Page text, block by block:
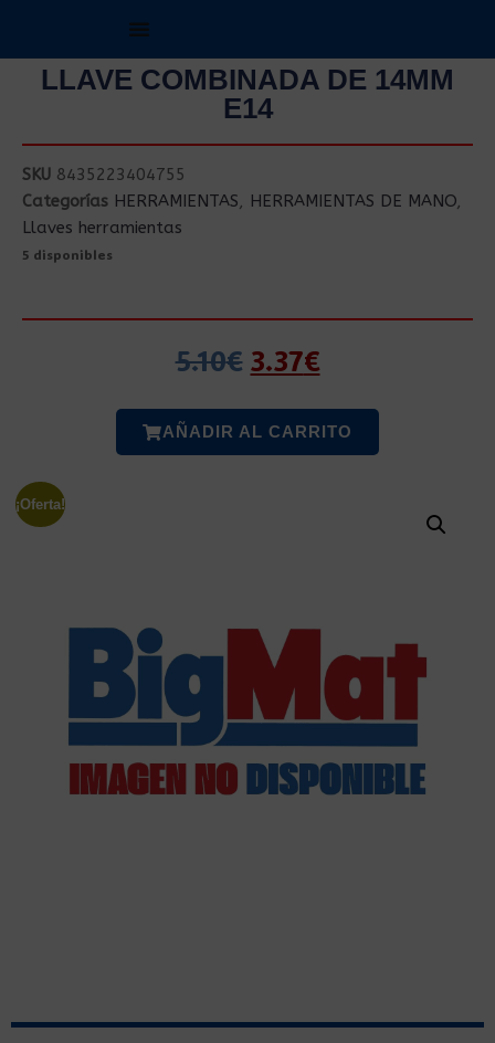
LLAVE COMBINADA DE 14MM
E14
SKU 8435223404755
Categorías HERRAMIENTAS, HERRAMIENTAS DE MANO,
Llaves herramientas
5 disponibles
5.10€ 3.37€
AÑADIR AL CARRITO
¡Oferta!